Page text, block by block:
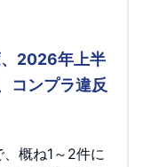
2026年上半
コンプラ違反
概ね1～2件に